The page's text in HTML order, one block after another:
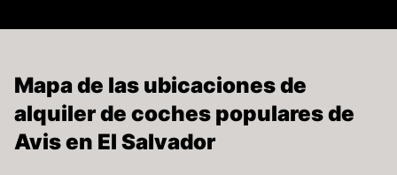
Mapa de las ubicaciones de
alquiler de coches populares de
Avis en El Salvador